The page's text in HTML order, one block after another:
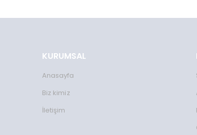
KURUMSAL
Anasayfa
Biz kimiz
İletişim